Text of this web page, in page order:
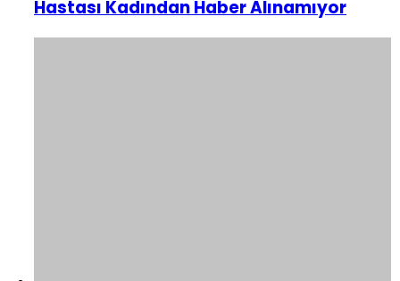
Hastası Kadından Haber Alınamıyor